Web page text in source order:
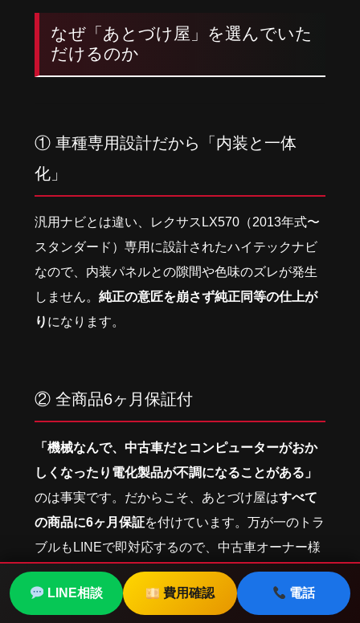
なぜ「あとづけ屋」を選んでいた
だけるのか
① 車種専用設計だから「内装と一体
化」
汎用ナビとは違い、レクサスLX570（2013年式〜
スタンダード）専用に設計されたハイテックナビ
なので、内装パネルとの隙間や色味のズレが発生
しません。 純正の意匠を崩さず純正同等の仕上が
り になります。
② 全商品6ヶ月保証付
「機械なんで、中古車だとコンピューターがおか
しくなったり電化製品が不調になることがある」
のは事実です。だからこそ、あとづけ屋はすべて
の商品に6ヶ月保証を付けています。万が一のトラ
ブルもLINEで即対応するので、中古車オーナー様
こそ安心してご利用いただけます。
LINE相談 費用確認 電話
車種別オンライン ナビ見積も
電話で